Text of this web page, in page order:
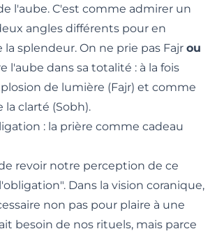
l'aube. C'est comme admirer un
angles différents pour en
splendeur. On ne prie pas Fajr ou
l'aube dans sa totalité : à la fois
de lumière (Fajr) et comme
clarté (Sobh).
: la prière comme cadeau
revoir notre perception de ce
Dans la vision coranique,
non pas pour plaire à une
besoin de nos rituels, mais parce